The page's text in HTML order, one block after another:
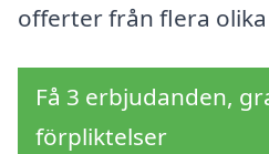
offerter från flera
Få 3 erbjudanden,
förpliktelser